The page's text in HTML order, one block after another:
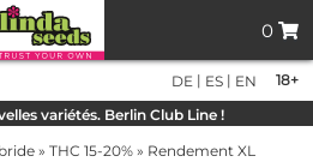
0
18+
DE | ES | EN
variétés. Berlin Club Line !
» THC 15-20% » Rendement XL